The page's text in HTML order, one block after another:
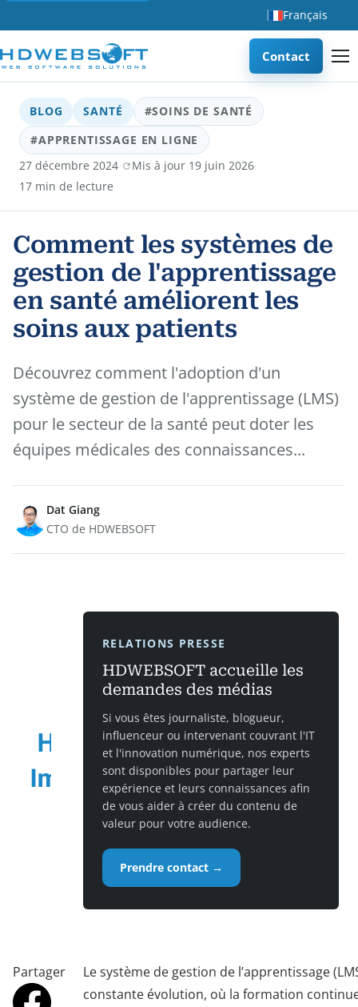
Français
Contact
BLOG SANTÉ
#SOINS DE SANTÉ
#APPRENTISSAGE EN LIGNE
27 décembre 2024· Mis à jour 19 juin 2026·
17 min de lecture
Comment les systèmes de
gestion de l'apprentissage
en santé améliorent les
soins aux patients
Découvrez comment l'adoption d'un
système de gestion de l'apprentissage (LMS)
pour le secteur de la santé peut doter les
équipes médicales des connaissances...
Dat Giang
CTO de HDWEBSOFT
RELATIONS PRESSE
HDWEBSOFT accueille les
demandes des médias
Si vous êtes journaliste, blogueur,
influenceur ou intervenant couvrant l'IT
et l'innovation numérique, nos experts
sont disponibles pour partager leur
expérience et leurs connaissances afin
de vous aider à créer du contenu de
valeur pour votre audience.
Prendre contact →
Partager
Le système de gestion de l’apprentissage
constante évolution, où la formation